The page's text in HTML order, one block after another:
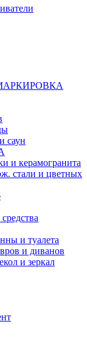
МАРКИРОВКА
саун
и керамогранита
стали и цветных
и туалета
и диванов
и зеркал